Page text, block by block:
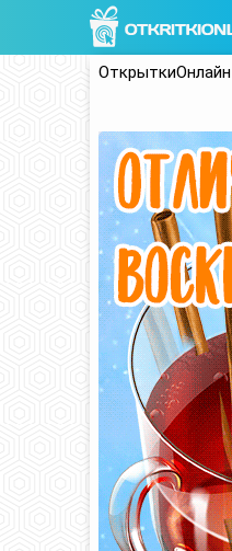
ОткрыткиОнлайн